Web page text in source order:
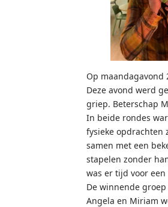
Op
Deze avond werd
griep. Beterschap
In beide rondes
fysieke opdrachten
samen met een
stapelen zonder
was er tijd voor
De winnende
Angela en Miriam